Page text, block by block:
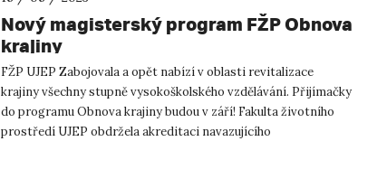
Nový magisterský program FŽP Obnova
krajiny
FŽP UJEP Zabojovala a opět nabízí v oblasti revitalizace
krajiny všechny stupně vysokoškolského vzdělávání. Přijímačky
do programu Obnova krajiny budou v září! Fakulta životního
prostředí UJEP obdržela akreditaci navazujícího